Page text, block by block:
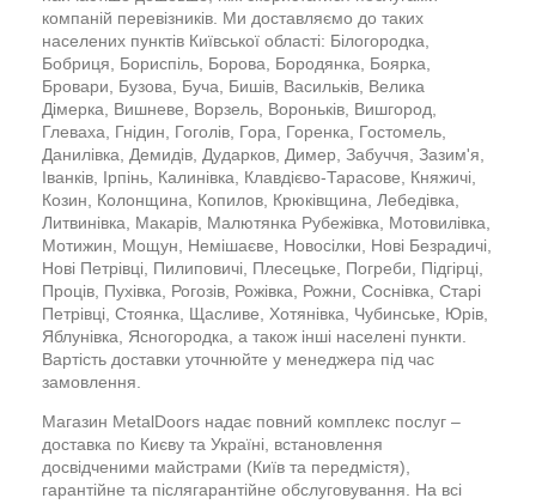
компаній перевізників. Ми доставляємо до таких
населених пунктів Київської області: Білогородка,
Бобриця, Бориспіль, Борова, Бородянка, Боярка,
Бровари, Бузова, Буча, Бишів, Васильків, Велика
Дімерка, Вишневе, Ворзель, Вороньків, Вишгород,
Глеваха, Гнідин, Гоголів, Гора, Горенка, Гостомель,
Данилівка, Демидів, Дударков, Димер, Забуччя, Зазим'я,
Іванків, Ірпінь, Калинівка, Клавдієво-Тарасове, Княжичі,
Козин, Колонщина, Копилов, Крюківщина, Лебедівка,
Литвинівка, Макарів, Малютянка Рубежівка, Мотовилівка,
Мотижин, Мощун, Немішаєве, Новосілки, Нові Безрадичі,
Нові Петрівці, Пилиповичі, Плесецьке, Погреби, Підгірці,
Проців, Пухівка, Рогозів, Рожівка, Рожни, Соснівка, Старі
Петрівці, Стоянка, Щасливе, Хотянівка, Чубинське, Юрів,
Яблунівка, Ясногородка, а також інші населені пункти.
Вартість доставки уточнюйте у менеджера під час
замовлення.
Магазин MetalDoors надає повний комплекс послуг –
доставка по Києву та Україні, встановлення
досвідченими майстрами (Київ та передмістя),
гарантійне та післягарантійне обслуговування. На всі